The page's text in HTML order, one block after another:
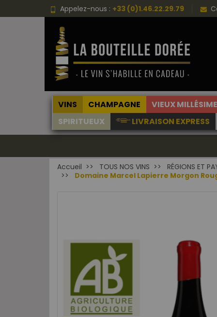
Appelez-nous : +33 (0)1.46.22.29.79
VINS CHAMPAGNE VIEUX
SPIRITUEUX
LIVRAISON EXPRESS
Accueil TOUS NOS VINS RÉGIONS ET
Domaine Marcel Lapierre Morgon